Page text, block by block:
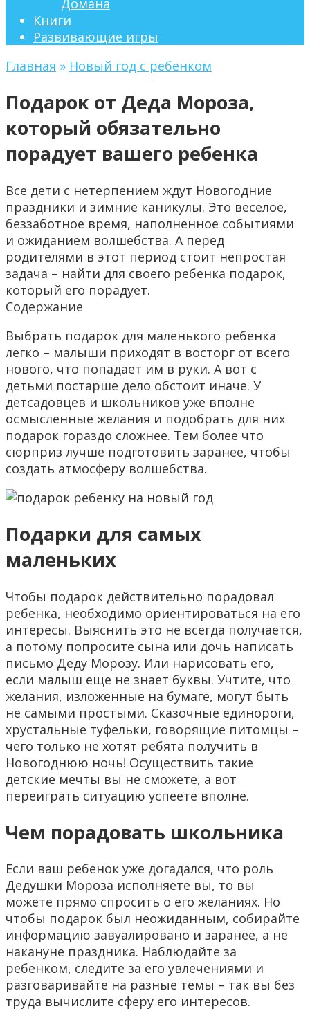
Домана
Книги
Развивающие игры
Главная » Новый год с ребенком
Подарок от Деда Мороза,
который обязательно
порадует вашего ребенка
Все дети с нетерпением ждут Новогодние
праздники и зимние каникулы. Это веселое,
беззаботное время, наполненное событиями
и ожиданием волшебства. А перед
родителями в этот период стоит непростая
задача – найти для своего ребенка подарок,
который его порадует.
Содержание
Выбрать подарок для маленького ребенка
легко – малыши приходят в восторг от всего
нового, что попадает им в руки. А вот с
детьми постарше дело обстоит иначе. У
детсадовцев и школьников уже вполне
осмысленные желания и подобрать для них
подарок гораздо сложнее. Тем более что
сюрприз лучше подготовить заранее, чтобы
создать атмосферу волшебства.
Подарки для самых
маленьких
Чтобы подарок действительно порадовал
ребенка, необходимо ориентироваться на его
интересы. Выяснить это не всегда получается,
а потому попросите сына или дочь написать
письмо Деду Морозу. Или нарисовать его,
если малыш еще не знает буквы. Учтите, что
желания, изложенные на бумаге, могут быть
не самыми простыми. Сказочные единороги,
хрустальные туфельки, говорящие питомцы –
чего только не хотят ребята получить в
Новогоднюю ночь! Осуществить такие
детские мечты вы не сможете, а вот
переиграть ситуацию успеете вполне.
Чем порадовать школьника
Если ваш ребенок уже догадался, что роль
Дедушки Мороза исполняете вы, то вы
можете прямо спросить о его желаниях. Но
чтобы подарок был неожиданным, собирайте
информацию завуалировано и заранее, а не
накануне праздника. Наблюдайте за
ребенком, следите за его увлечениями и
разговаривайте на разные темы – так вы без
труда вычислите сферу его интересов.